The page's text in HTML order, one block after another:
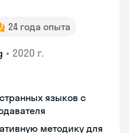
24 года опыта
• 2020 г.
языков с
методику для